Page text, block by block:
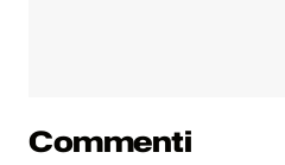
Commenti